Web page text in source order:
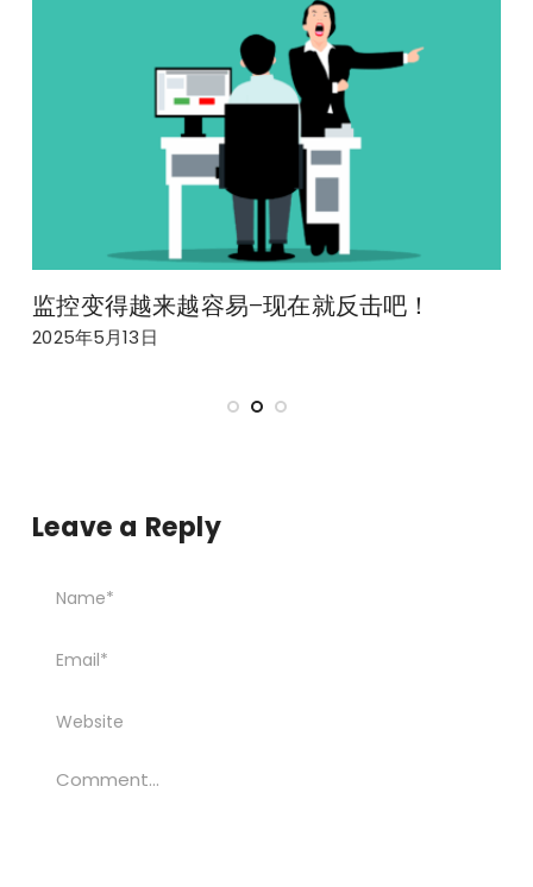
监控变得越来越容易–现在就反击吧！
2025年5月13日
Leave a Reply